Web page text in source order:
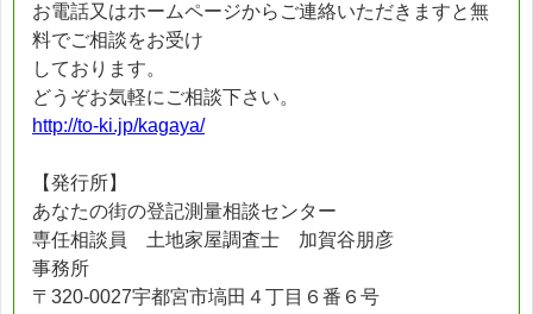
お電話又はホームページからご連絡いただきますと無
料でご相談をお受け
しております。
どうぞお気軽にご相談下さい。
http://to-ki.jp/kagaya/
【発行所】
あなたの街の登記測量相談センター
専任相談員 土地家屋調査士 加賀谷朋彦
事務所
〒320-0027宇都宮市塙田４丁目６番６号